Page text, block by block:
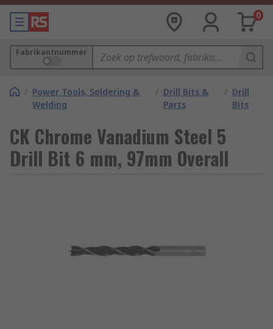
0
Fabrikantnummer
/ Power Tools, Soldering &
Welding
/ Drill Bits &
Parts
/ Drill
Bits
CK Chrome Vanadium Steel 5
Drill Bit 6 mm, 97mm Overall